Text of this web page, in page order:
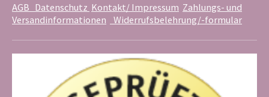
AGB Datenschutz Kontakt/ Impressum Zahlungs- und
Versandinformationen
Widerrufsbelehrung/-formular